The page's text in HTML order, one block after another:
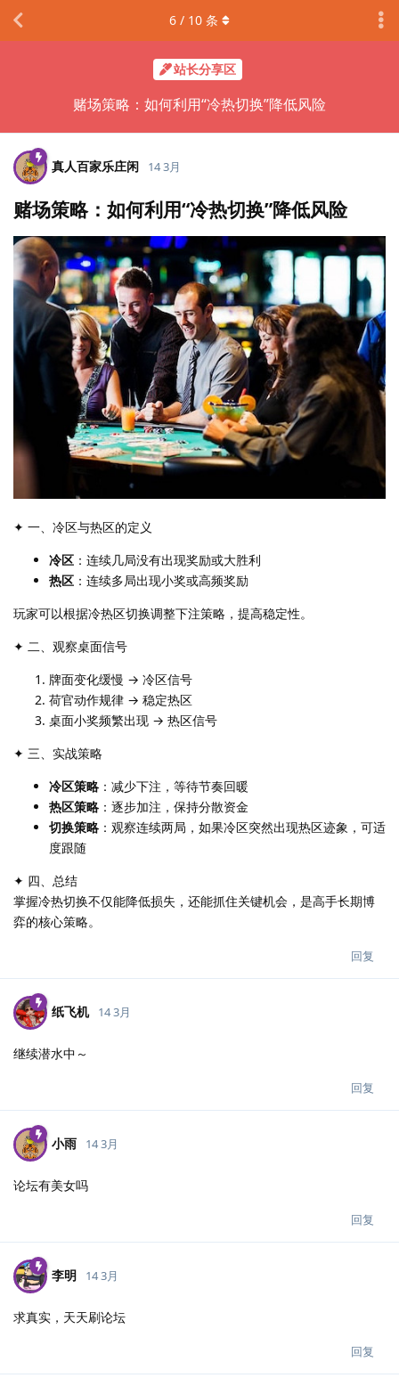
站长分享区
赌场策略：如何利用“冷热切换”降低风险
6 / 10 条
真人百家乐庄闲 14 3月
赌场策略：如何利用“冷热切换”降低风险
✦ 一、冷区与热区的定义
冷区 ：连续几局没有出现奖励或大胜利
热区 ：连续多局出现小奖或高频奖励
玩家可以根据冷热区切换调整下注策略，提高稳定性。
✦ 二、观察桌面信号
牌面变化缓慢 → 冷区信号
荷官动作规律 → 稳定热区
桌面小奖频繁出现 → 热区信号
✦ 三、实战策略
冷区策略 ：减少下注，等待节奏回暖
热区策略 ：逐步加注，保持分散资金
切换策略 ：观察连续两局，如果冷区突然出现热区迹象，可适
度跟随
✦ 四、总结
掌握冷热切换不仅能降低损失，还能抓住关键机会，是高手长期博
弈的核心策略。
回复
纸飞机 14 3月
继续潜水中～
回复
小雨 14 3月
论坛有美女吗
回复
李明 14 3月
求真实，天天刷论坛
回复